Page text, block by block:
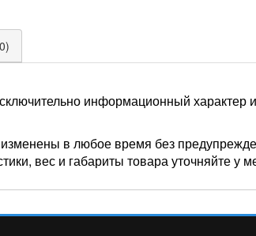
информационный характер
в любое время без
вес и габариты товара уточняйте у